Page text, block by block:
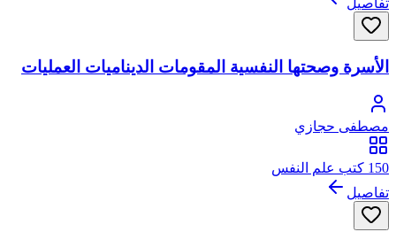
تفاصيل
الأسرة وصحتها النفسية المقومات الديناميات العمليات
مصطفى حجازي
150 كتب علم النفس
تفاصيل